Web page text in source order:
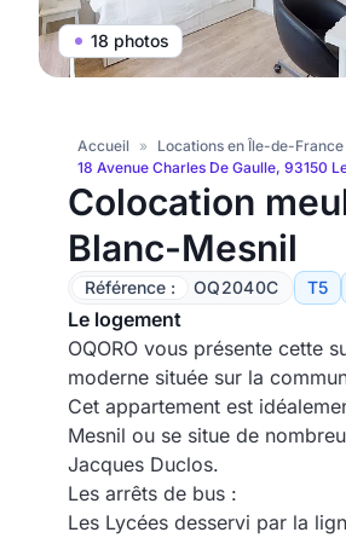
18 photos
Accueil » Locations en Île-de-France
18 Avenue Charles De Gaulle, 93150
Colocation
Blanc-Mesnil
Référence : OQ2040C T5
Le logement
OQORO vous présente cette
moderne située sur la
Cet appartement est
Mesnil ou se situe de
Jacques Duclos.
Les arrêts de bus :
Les Lycées desservi par la